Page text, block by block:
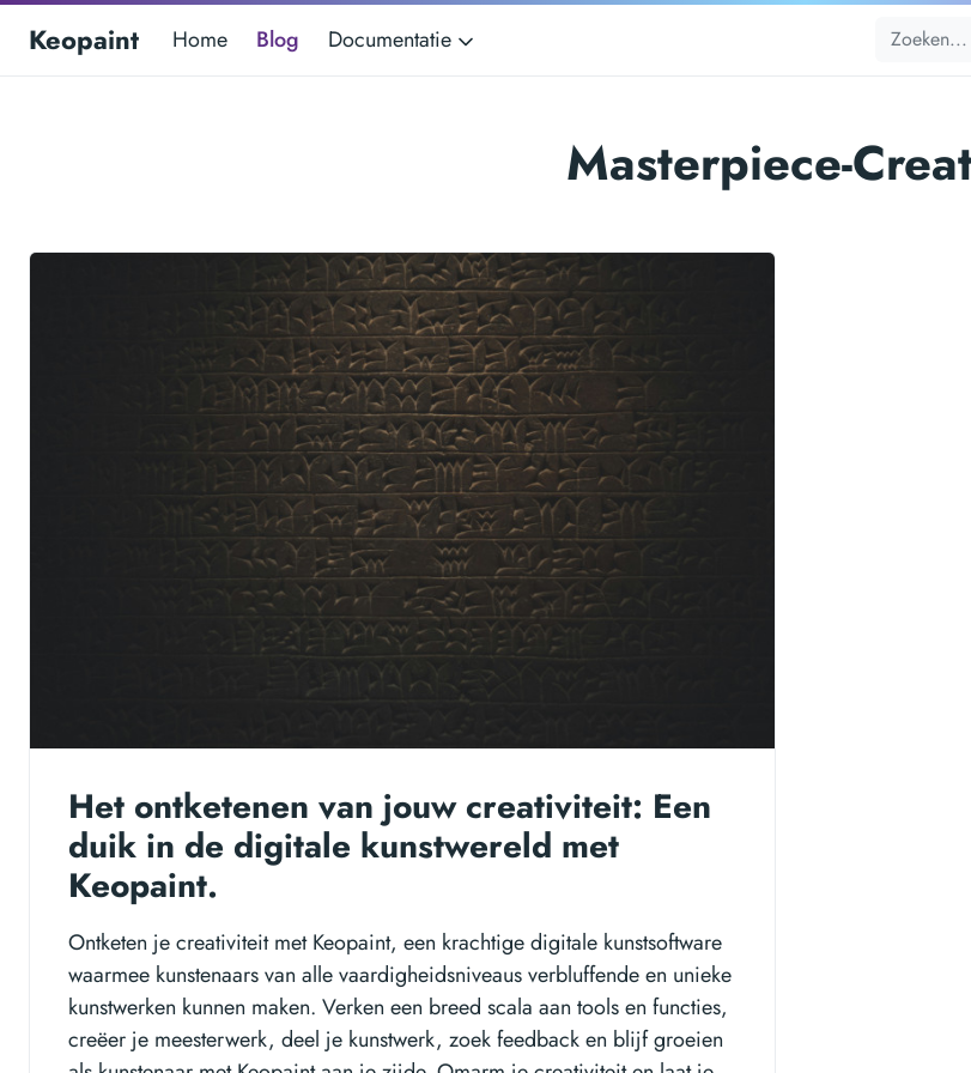
Keopaint Home Blog Documentatie
Masterpiece-
Het ontketenen van jouw creativiteit: Een
duik in de digitale kunstwereld met
Keopaint.
Ontketen je creativiteit met Keopaint, een krachtige digitale kunstsoftware
waarmee kunstenaars van alle vaardigheidsniveaus verbluffende en unieke
kunstwerken kunnen maken. Verken een breed scala aan tools en functies,
creëer je meesterwerk, deel je kunstwerk, zoek feedback en blijf groeien